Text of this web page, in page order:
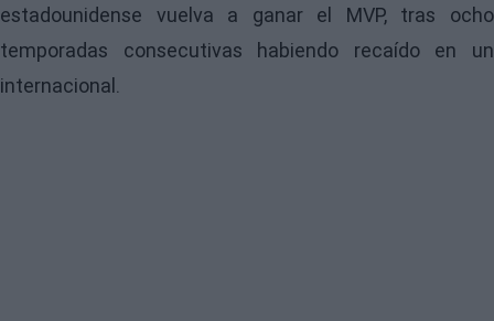
estadounidense vuelva a ganar el MVP, tras ocho
temporadas consecutivas habiendo recaído en un
internacional.